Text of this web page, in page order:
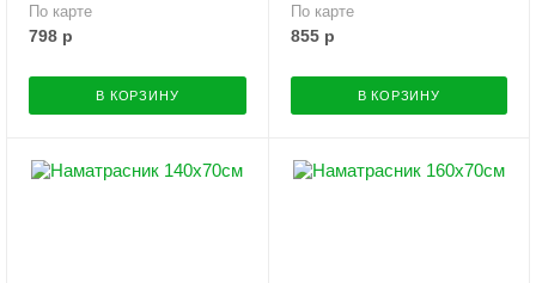
По карте
798 р
В КОРЗИНУ
По карте
855р
В КОРЗИНУ